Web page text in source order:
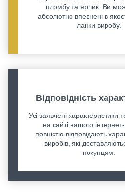
пломбу та ярлик. Ви
абсолютно впевнені в
ланки виробу.
Відповідність
Усі заявлені характеристики
на сайті нашого
повністю відповідають
виробів, які
покупцям.